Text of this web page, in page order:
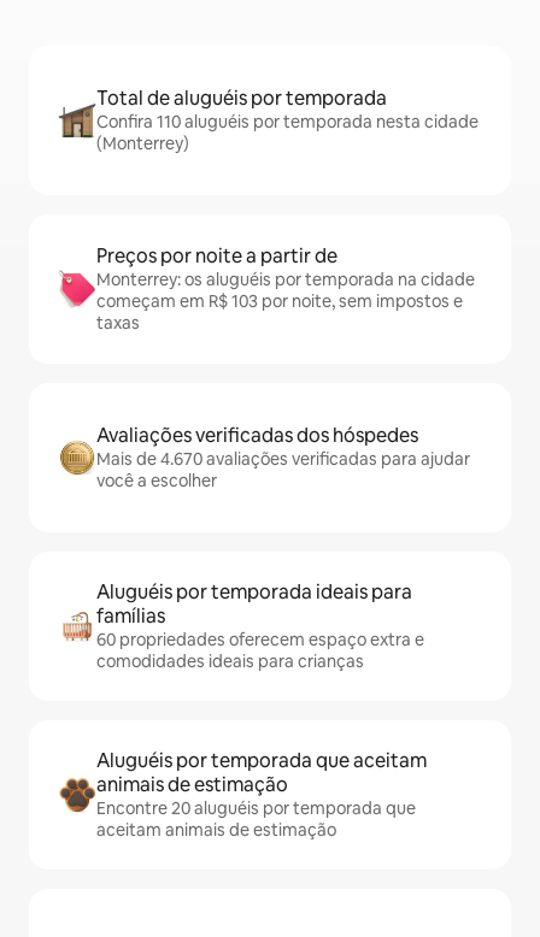
Total de aluguéis por temporada
Confira 110 aluguéis por temporada nesta cidade
(Monterrey)
Preços por noite a partir de
Monterrey: os aluguéis por temporada na cidade
começam em R$ 103 por noite, sem impostos e
taxas
Avaliações verificadas dos hóspedes
Mais de 4.670 avaliações verificadas para ajudar
você a escolher
Aluguéis por temporada ideais para
famílias
60 propriedades oferecem espaço extra e
comodidades ideais para crianças
Aluguéis por temporada que aceitam
animais de estimação
Encontre 20 aluguéis por temporada que
aceitam animais de estimação